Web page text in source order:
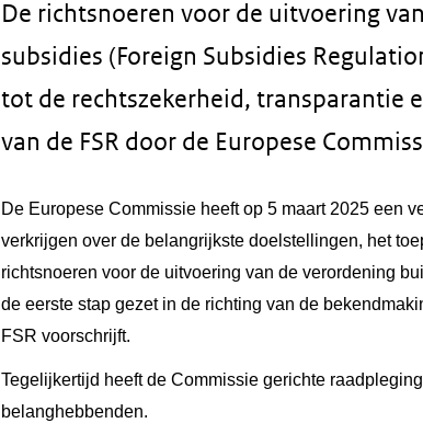
De richtsnoeren voor de uitvoering
subsidies (Foreign Subsidies
tot de rechtszekerheid, transparantie
van de FSR door de Europese
De Europese Commissie heeft op 5 maart 2025 een
verkrijgen over de belangrijkste doelstellingen, het
richtsnoeren voor de uitvoering van de verordening
de eerste stap gezet in de richting van de
FSR voorschrijft.
Tegelijkertijd heeft de Commissie gerichte
belanghebbenden.